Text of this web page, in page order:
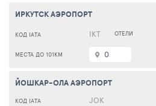
ИРКУТСК АЭРОПОРТ
IKT
0
ЙОШКАР-ОЛА АЭРОПОРТ
JOK